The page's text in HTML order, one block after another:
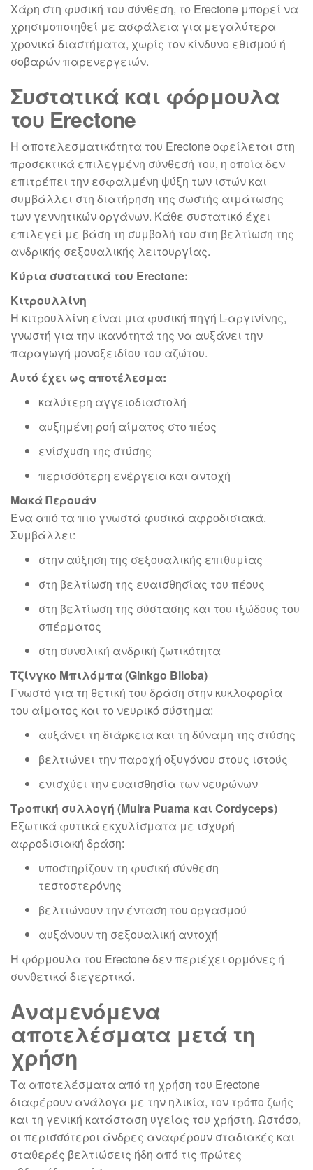
Χάρη στη φυσική του σύνθεση, το Erectone μπορεί να
χρησιμοποιηθεί με ασφάλεια για μεγαλύτερα
χρονικά διαστήματα, χωρίς τον κίνδυνο εθισμού ή
σοβαρών παρενεργειών.
Συστατικά και φόρμουλα
του Erectone
Η αποτελεσματικότητα του Erectone οφείλεται στη
προσεκτικά επιλεγμένη σύνθεσή του, η οποία δεν
επιτρέπει την εσφαλμένη ψύξη των ιστών και
συμβάλλει στη διατήρηση της σωστής αιμάτωσης
των γεννητικών οργάνων. Κάθε συστατικό έχει
επιλεγεί με βάση τη συμβολή του στη βελτίωση της
ανδρικής σεξουαλικής λειτουργίας.
Κύρια συστατικά του Erectone:
Κιτρουλλίνη
Η κιτρουλλίνη είναι μια φυσική πηγή L-αργινίνης,
γνωστή για την ικανότητά της να αυξάνει την
παραγωγή μονοξειδίου του αζώτου.
Αυτό έχει ως αποτέλεσμα:
καλύτερη αγγειοδιαστολή
αυξημένη ροή αίματος στο πέος
ενίσχυση της στύσης
περισσότερη ενέργεια και αντοχή
Μακά Περουάν
Ένα από τα πιο γνωστά φυσικά αφροδισιακά.
Συμβάλλει:
στην αύξηση της σεξουαλικής επιθυμίας
στη βελτίωση της ευαισθησίας του πέους
στη βελτίωση της σύστασης και του ιξώδους του
σπέρματος
στη συνολική ανδρική ζωτικότητα
Τζίνγκο Μπιλόμπα (Ginkgo Biloba)
Γνωστό για τη θετική του δράση στην κυκλοφορία
του αίματος και το νευρικό σύστημα:
αυξάνει τη διάρκεια και τη δύναμη της στύσης
βελτιώνει την παροχή οξυγόνου στους ιστούς
ενισχύει την ευαισθησία των νευρώνων
Τροπική συλλογή (Muira Puama και Cordyceps)
Εξωτικά φυτικά εκχυλίσματα με ισχυρή
αφροδισιακή δράση:
υποστηρίζουν τη φυσική σύνθεση
τεστοστερόνης
βελτιώνουν την ένταση του οργασμού
αυξάνουν τη σεξουαλική αντοχή
Η φόρμουλα του Erectone δεν περιέχει ορμόνες ή
συνθετικά διεγερτικά.
Αναμενόμενα
αποτελέσματα μετά τη
χρήση
Τα αποτελέσματα από τη χρήση του Erectone
διαφέρουν ανάλογα με την ηλικία, τον τρόπο ζωής
και τη γενική κατάσταση υγείας του χρήστη. Ωστόσο,
οι περισσότεροι άνδρες αναφέρουν σταδιακές και
σταθερές βελτιώσεις ήδη από τις πρώτες